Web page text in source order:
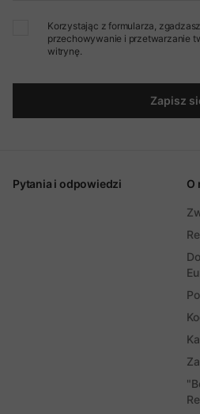
Korzystając z formularza,
przechowywanie i przetwarzanie
witrynę.
Zapisz
Pytania i odpowiedzi O